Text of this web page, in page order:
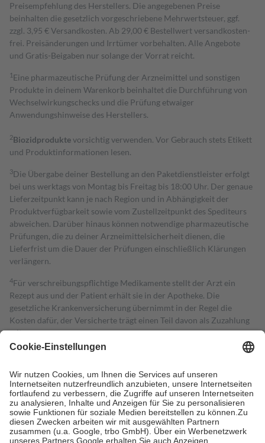
Preisempfehlung des Herstellers. Die angegebenen Preise
beinhalten die gesetzlich vorgeschriebene Mehrwertsteuer, ggf.
zzgl. 3,95 € Versandkosten. Ab 29,00 € Bestell­wert versand­kosten­
frei. Preisänderungen und Irrtümer vorbehalten. Alle Angebote
und Gratis-Beigaben nur solange der Vorrat reicht.
1 Eine pharmazeutische Prüfung der Arzneimittel und sonstigen
Produkte in deinem Warenkorb beinhaltet die Durchführung von
Wechselwirkungschecks und die Prüfung etwaiger
Anwendungshinweise des Herstellers.
2Biozidproduktevorsichtig verwenden. Vor Gebrauch stets Etikett
und Produktinformationen lesen.
3Die Übergabe deiner Bestellung an den Paketdienstleister erfolgt
bei uns werktags von Montag bis Freitag bis 18:00 Uhr. Der genaue
Lieferzeitpunkt kann je nach Region und in Abhängigkeit der
Produktverfügbarkeit sowie vom Zustellzeitpunkt des Spediteurs
abweichen. Darüber hinaus können notwendige pharmazeutische
Prüfungen, die zu deiner Arzneimittelsicherheit dienen, die
Lieferfrist um die Dauer der Prüfungen einschließlich Klärungen
verlängern.
4Für verschreibungspflichtige Medikamente stellt der Arzt ein
Rezept aus und der Patient erhält sie in der Apotheke. Die
gesetzliche Krankenversicherung übernimmt in der Regel die
Kosten dafür, der Versicherte trägt einen Teil davon als Zuzahlung
mit.
Grundsätzlich leisten Mitglieder Zuzahlungen in Höhe von zehn
höchstens zehn Euro.
Es sind jedoch nie mehr als die tatsächlichen
Kosten der Leistung zu entrichten.
Diese Regeln gelten grundsätzlich auch für Online-Apotheken.
Bei Heilmitteln und häuslicher Krankenpflege beträgt die
Zuzahlung zehn Prozent der Kosten sowie zehn Euro je
Verordnung.